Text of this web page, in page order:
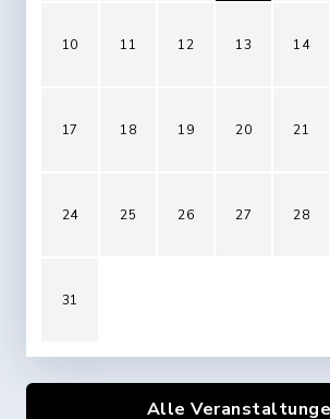
10 11 12 13 14
17 18 19 20 21
24 25 26 27 28
31
Alle